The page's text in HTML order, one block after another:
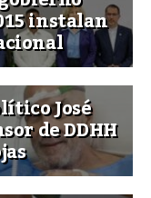
instalan
José
de DDHH